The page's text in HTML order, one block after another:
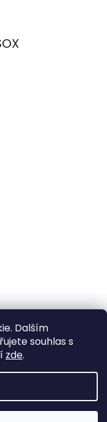
Dalším
souhlas s
zde.